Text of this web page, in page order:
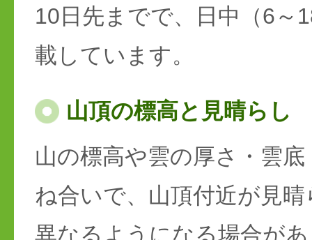
10日先までで、日中（6～
載しています。
山頂の標高と見晴らし
山の標高や雲の厚さ・雲
ね合いで、山頂付近が見
異なるようになる場合が